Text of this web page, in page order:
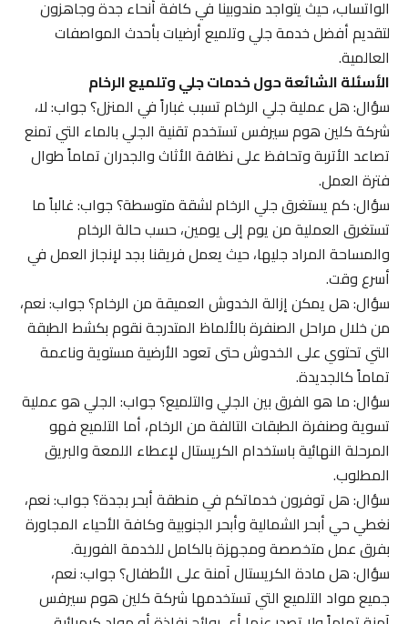
الواتساب، حيث يتواجد مندوبينا في كافة أنحاء جدة وجاهزون
لتقديم أفضل خدمة جلي وتلميع أرضيات بأحدث المواصفات
العالمية.
الأسئلة الشائعة حول خدمات جلي وتلميع الرخام
سؤال: هل عملية جلي الرخام تسبب غباراً في المنزل؟ جواب: لا،
شركة كلين هوم سيرفس تستخدم تقنية الجلي بالماء التي تمنع
تصاعد الأتربة وتحافظ على نظافة الأثاث والجدران تماماً طوال
فترة العمل.
سؤال: كم يستغرق جلي الرخام لشقة متوسطة؟ جواب: غالباً ما
تستغرق العملية من يوم إلى يومين، حسب حالة الرخام
والمساحة المراد جليها، حيث يعمل فريقنا بجد لإنجاز العمل في
أسرع وقت.
سؤال: هل يمكن إزالة الخدوش العميقة من الرخام؟ جواب: نعم،
من خلال مراحل الصنفرة بالألماظ المتدرجة نقوم بكشط الطبقة
التي تحتوي على الخدوش حتى تعود الأرضية مستوية وناعمة
تماماً كالجديدة.
سؤال: ما هو الفرق بين الجلي والتلميع؟ جواب: الجلي هو عملية
تسوية وصنفرة الطبقات التالفة من الرخام، أما التلميع فهو
المرحلة النهائية باستخدام الكريستال لإعطاء اللمعة والبريق
المطلوب.
سؤال: هل توفرون خدماتكم في منطقة أبحر بجدة؟ جواب: نعم،
نغطي حي أبحر الشمالية وأبحر الجنوبية وكافة الأحياء المجاورة
بفرق عمل متخصصة ومجهزة بالكامل للخدمة الفورية.
سؤال: هل مادة الكريستال آمنة على الأطفال؟ جواب: نعم،
جميع مواد التلميع التي تستخدمها شركة كلين هوم سيرفس